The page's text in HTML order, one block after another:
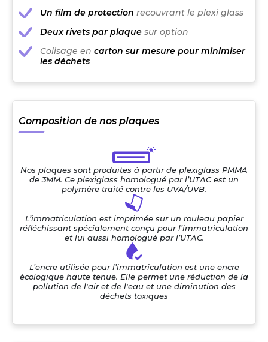
Un film de protection recouvrant le plexi glass
Deux rivets par plaque sur option
Colisage en carton sur mesure pour minimiser
les déchets
Composition de nos plaques
Nos plaques sont produites à partir de plexiglass PMMA
de 3MM. Ce plexiglass homologué par l’UTAC est un
polymère traité contre les UVA/UVB.
L’immatriculation est imprimée sur un rouleau papier
réfléchissant spécialement conçu pour l’immatriculation
et lui aussi homologué par l’UTAC.
L’encre utilisée pour l’immatriculation est une encre
écologique haute tenue. Elle permet une réduction de la
pollution de l'air et de l'eau et une diminution des
déchets toxiques